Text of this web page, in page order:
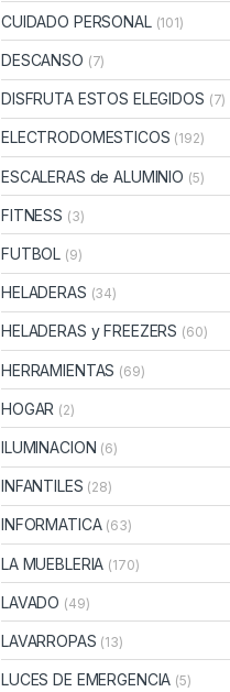
CUIDADO PERSONAL (101)
DESCANSO (7)
DISFRUTA ESTOS ELEGIDOS (7)
ELECTRODOMESTICOS (192)
ESCALERAS de ALUMINIO (5)
FITNESS (3)
FUTBOL (9)
HELADERAS (34)
HELADERAS y FREEZERS (60)
HERRAMIENTAS (69)
HOGAR (2)
ILUMINACION (6)
INFANTILES (28)
INFORMATICA (63)
LA MUEBLERIA (170)
LAVADO (49)
LAVARROPAS (13)
LUCES DE EMERGENCIA (5)